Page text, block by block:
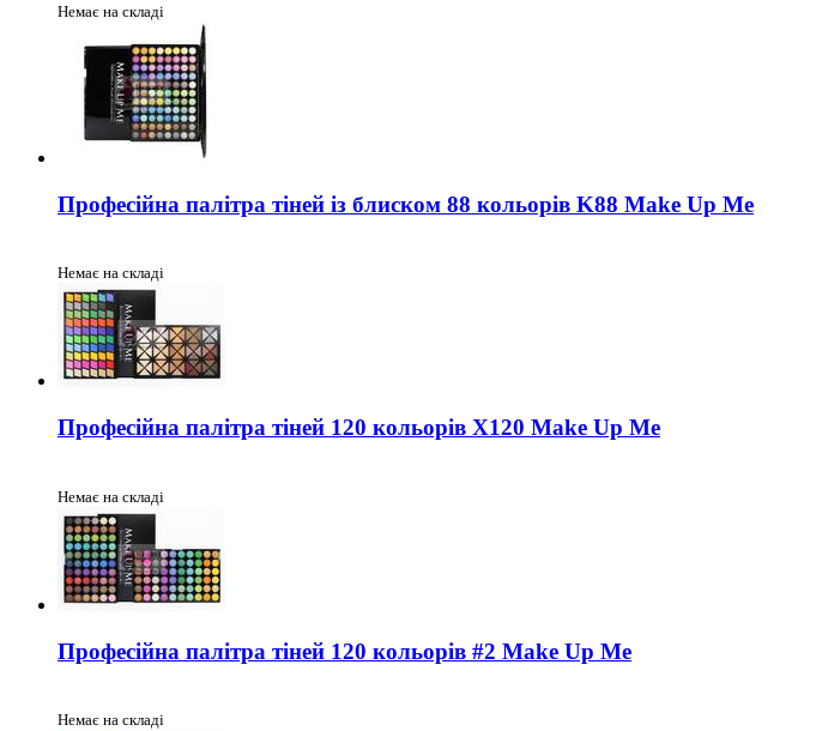
Немає на складі
Професійна палітра тіней із блиском 88 кольорів K88 Make Up Me
Немає на складі
Професійна палітра тіней 120 кольорів X120 Make Up Me
Немає на складі
Професійна палітра тіней 120 кольорів #2 Make Up Me
Немає на складі